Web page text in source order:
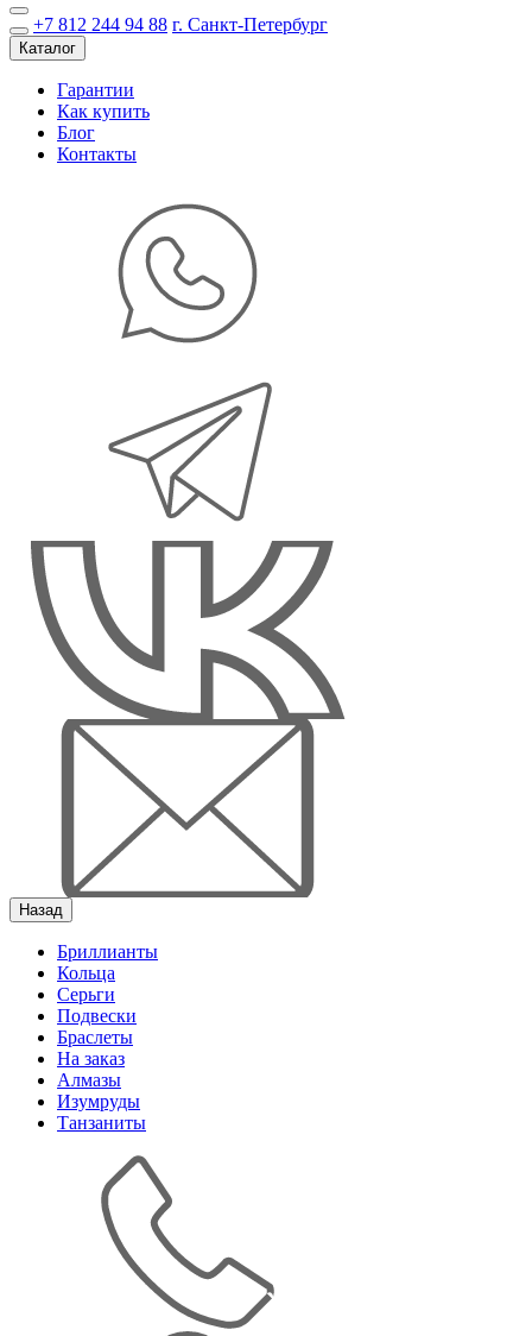
+7 812 244 94 88 г. Санкт-Петербург
Каталог
Гарантии
Как купить
Блог
Контакты
Назад
Бриллианты
Кольца
Серьги
Подвески
Браслеты
На заказ
Алмазы
Изумруды
Танзаниты